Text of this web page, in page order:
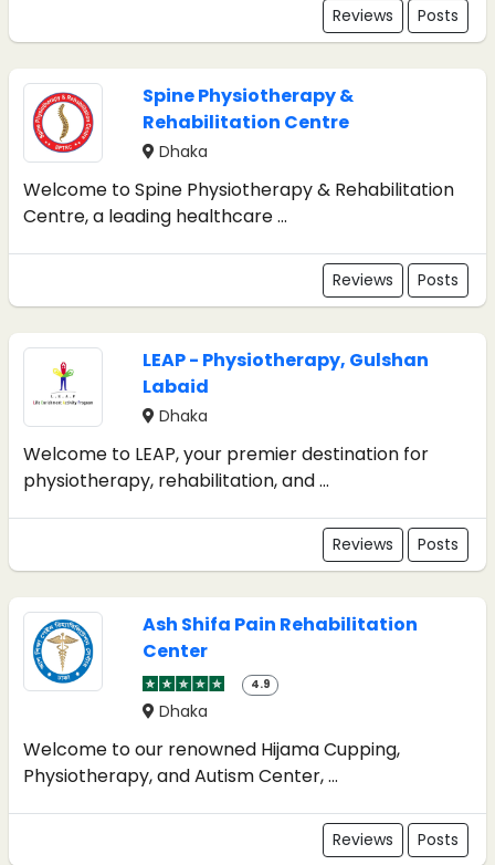
Reviews Posts
Spine Physiotherapy &
Rehabilitation Centre
Dhaka
Welcome to Spine Physiotherapy & Rehabilitation
Centre, a leading healthcare ...
Reviews Posts
LEAP - Physiotherapy, Gulshan
Labaid
Dhaka
Welcome to LEAP, your premier destination for
physiotherapy, rehabilitation, and ...
Reviews Posts
Ash Shifa Pain Rehabilitation
Center
4.9
Dhaka
Welcome to our renowned Hijama Cupping,
Physiotherapy, and Autism Center, ...
Reviews Posts